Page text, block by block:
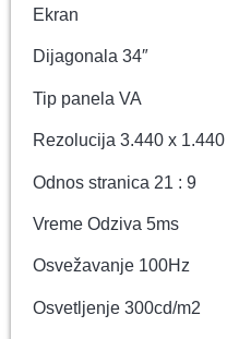
Ekran
Dijagonala 34″
Tip panela VA
Rezolucija 3.440 x 1.440
Odnos stranica 21 : 9
Vreme Odziva 5ms
Osvežavanje 100Hz
Osvetljenje 300cd/m2